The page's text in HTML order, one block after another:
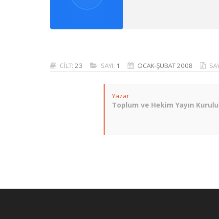
CİLT: 23 SAYI: 1 OCAK-ŞUBAT 2008
Yazar
Toplum ve Hekim Yayın Kurulu